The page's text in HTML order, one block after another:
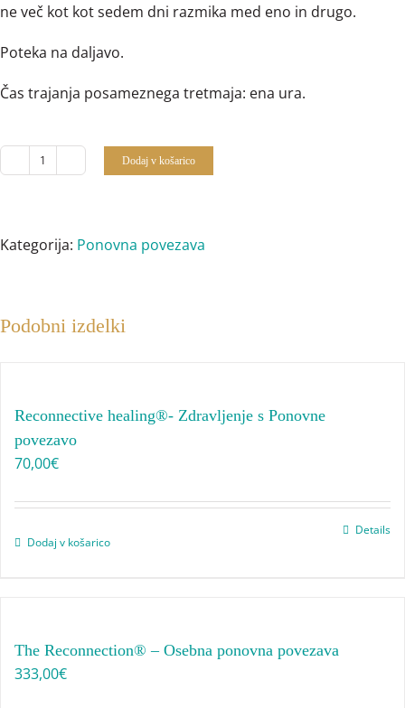
ne več kot kot sedem dni razmika med eno in drugo.
Poteka na daljavo.
Čas trajanja posameznega tretmaja: ena ura.
Reconnective
3
Zdravljenj
povezavo
Dodaj v košarico
Kategorija: Ponovna povezava
Podobni izdelki
Reconnective healing®- Zdravljenje s Ponovne
povezavo
70,00€
Dodaj v košarico
Details
The Reconnection® – Osebna ponovna povezava
333,00€